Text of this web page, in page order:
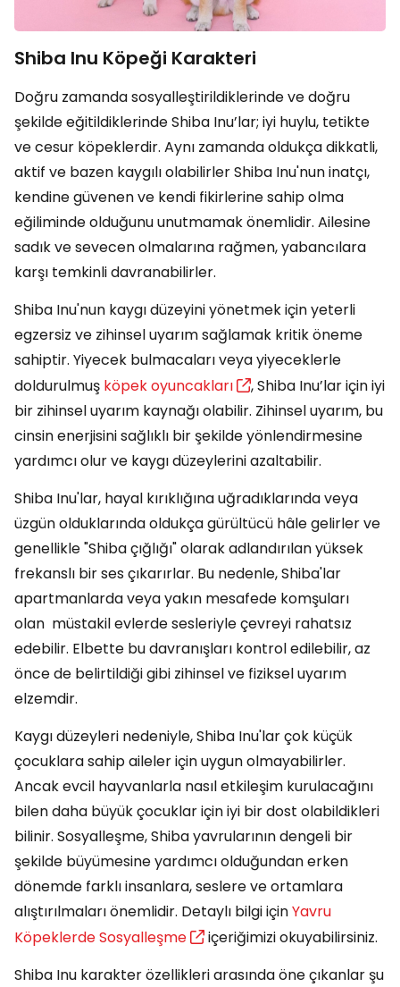
Shiba Inu Köpeği Karakteri
Doğru zamanda sosyalleştirildiklerinde ve doğru
şekilde eğitildiklerinde Shiba Inu’lar; iyi huylu, tetikte
ve cesur köpeklerdir. Aynı zamanda oldukça dikkatli,
aktif ve bazen kaygılı olabilirler Shiba Inu'nun inatçı,
kendine güvenen ve kendi fikirlerine sahip olma
eğiliminde olduğunu unutmamak önemlidir. Ailesine
sadık ve sevecen olmalarına rağmen, yabancılara
karşı temkinli davranabilirler.
Shiba Inu'nun kaygı düzeyini yönetmek için yeterli
egzersiz ve zihinsel uyarım sağlamak kritik öneme
sahiptir. Yiyecek bulmacaları veya yiyeceklerle
doldurulmuş köpek oyuncakları
, Shiba Inu’lar için iyi
bir zihinsel uyarım kaynağı olabilir. Zihinsel uyarım, bu
cinsin enerjisini sağlıklı bir şekilde yönlendirmesine
yardımcı olur ve kaygı düzeylerini azaltabilir.
Shiba Inu'lar, hayal kırıklığına uğradıklarında veya
üzgün olduklarında oldukça gürültücü hâle gelirler ve
genellikle "Shiba çığlığı" olarak adlandırılan yüksek
frekanslı bir ses çıkarırlar. Bu nedenle, Shiba'lar
apartmanlarda veya yakın mesafede komşuları
olan müstakil evlerde sesleriyle çevreyi rahatsız
edebilir. Elbette bu davranışları kontrol edilebilir, az
önce de belirtildiği gibi zihinsel ve fiziksel uyarım
elzemdir.
Kaygı düzeyleri nedeniyle, Shiba Inu'lar çok küçük
çocuklara sahip aileler için uygun olmayabilirler.
Ancak evcil hayvanlarla nasıl etkileşim kurulacağını
bilen daha büyük çocuklar için iyi bir dost olabildikleri
bilinir. Sosyalleşme, Shiba yavrularının dengeli bir
şekilde büyümesine yardımcı olduğundan erken
dönemde farklı insanlara, seslere ve ortamlara
alıştırılmaları önemlidir. Detaylı bilgi içinYavru
Köpeklerde Sosyalleşme
içeriğimizi okuyabilirsiniz.
Shiba Inu karakter özellikleri arasında öne çıkanlar şu